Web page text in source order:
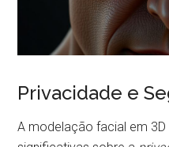
Privacidade e
A modelação facial em